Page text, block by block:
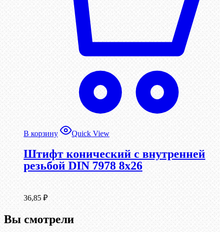
В корзину Quick View
Штифт конический с внутренней
резьбой DIN 7978 8х26
36,85 ₽
Вы смотрели